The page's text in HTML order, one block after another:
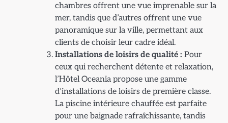
chambres offrent une vue imprenable sur la
mer, tandis que d’autres offrent une vue
panoramique sur la ville, permettant aux
clients de choisir leur cadre idéal.
Installations de loisirs de qualité : Pour
ceux qui recherchent détente et relaxation,
l’Hôtel Oceania propose une gamme
d’installations de loisirs de première classe.
La piscine intérieure chauffée est parfaite
pour une baignade rafraîchissante, tandis